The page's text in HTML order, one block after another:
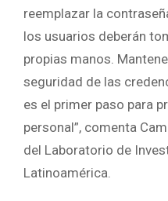
reemplazar la
los usuarios deberán
propias manos.
seguridad de las
es el primer paso para
personal”, comenta
del Laboratorio de
Latinoamérica.